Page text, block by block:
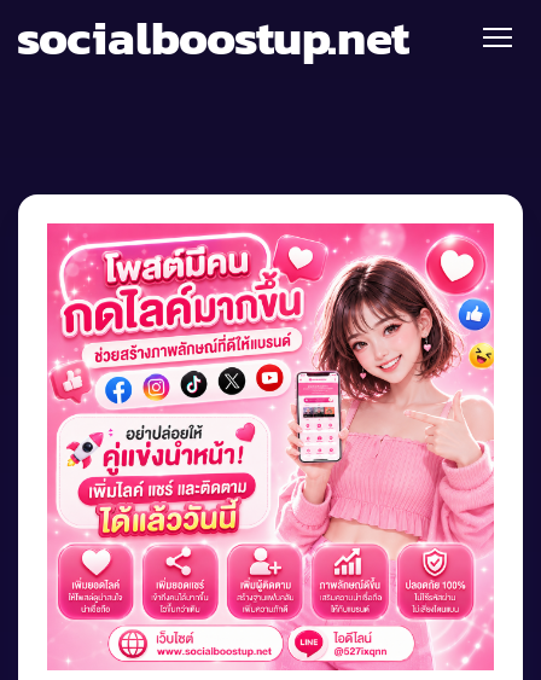
socialboostup.net